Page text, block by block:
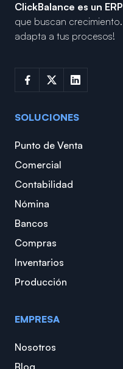
ClickBalance es un ERP
que buscan crecimiento.
adapta a tus procesos!
SOLUCIONES
Punto de Venta
Comercial
Contabilidad
Nómina
Bancos
Compras
Inventarios
Producción
EMPRESA
Nosotros